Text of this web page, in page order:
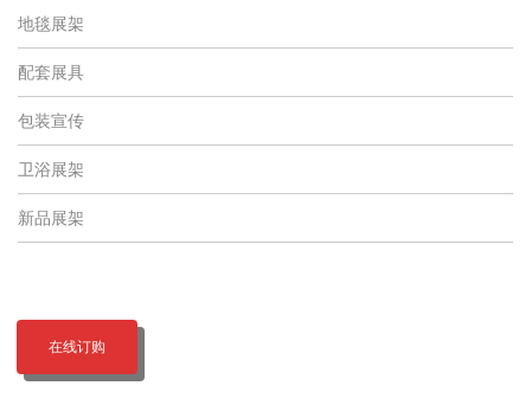
地毯展架
配套展具
包装宣传
卫浴展架
新品展架
在线订购